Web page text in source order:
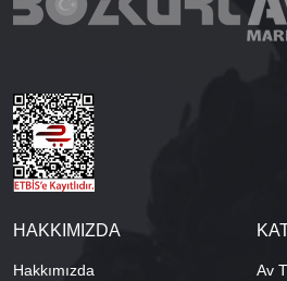
HAKKIMIZDA
Hakkımızda
Av